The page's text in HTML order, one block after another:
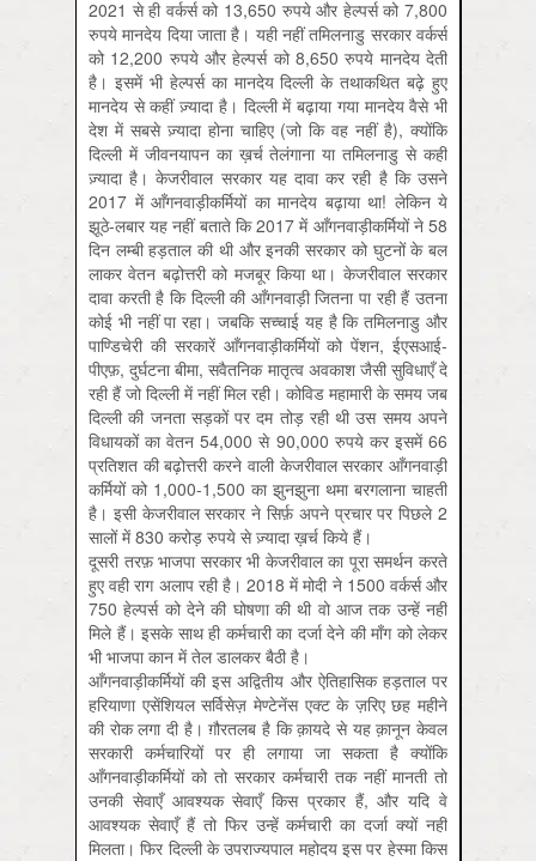
2021 से ही वर्कर्स को 13,650 रुपये और हेल्पर्स को 7,800
रुपये मानदेय दिया जाता है। यही नहीं तमिलनाडु सरकार वर्कर्स
को 12,200 रुपये और हेल्पर्स को 8,650 रुपये मानदेय देती
है। इसमें भी हेल्पर्स का मानदेय दिल्ली के तथाकथित बढ़े हुए
मानदेय से कहीं ज़्यादा है। दिल्ली में बढ़ाया गया मानदेय वैसे भी
देश में सबसे ज़्यादा होना चाहिए (जो कि वह नहीं है), क्योंकि
दिल्ली में जीवनयापन का ख़र्च तेलंगाना या तमिलनाडु से कहीं
ज़्यादा है। केजरीवाल सरकार यह दावा कर रही है कि उसने
2017 में आँगनवाड़ीकर्मियों का मानदेय बढ़ाया था! लेकिन ये
झूठे-लबार यह नहीं बताते कि 2017 में आँगनवाड़ीकर्मियों ने 58
दिन लम्बी हड़ताल की थी और इनकी सरकार को घुटनों के बल
लाकर वेतन बढ़ोत्तरी को मजबूर किया था। केजरीवाल सरकार
दावा करती है कि दिल्ली की आँगनवाड़ी जितना पा रही हैं उतना
कोई भी नहीं पा रहा। जबकि सच्चाई यह है कि तमिलनाडु और
पाण्डिचेरी की सरकारें आँगनवाड़ीकर्मियों को पेंशन, ईएसआई-
पीएफ़, दुर्घटना बीमा, सवैतनिक मातृत्व अवकाश जैसी सुविधाएँ दे
रही हैं जो दिल्ली में नहीं मिल रही। कोविड महामारी के समय जब
दिल्ली की जनता सड़कों पर दम तोड़ रही थी उस समय अपने
विधायकों का वेतन 54,000 से 90,000 रुपये कर इसमें 66
प्रतिशत की बढ़ोत्तरी करने वाली केजरीवाल सरकार आँगनवाड़ी
कर्मियों को 1,000-1,500 का झुनझुना थमा बरगलाना चाहती
है। इसी केजरीवाल सरकार ने सिर्फ़ अपने प्रचार पर पिछले 2
सालों में 830 करोड़ रुपये से ज़्यादा ख़र्च किये हैं।
दूसरी तरफ़ भाजपा सरकार भी केजरीवाल का पूरा समर्थन करते
हुए वही राग अलाप रही है। 2018 में मोदी ने 1500 वर्कर्स और
750 हेल्पर्स को देने की घोषणा की थी वो आज तक उन्हें नहीं
मिले हैं। इसके साथ ही कर्मचारी का दर्जा देने की माँग को लेकर
भी भाजपा कान में तेल डालकर बैठी है।
आँगनवाड़ीकर्मियों की इस अद्वितीय और ऐतिहासिक हड़ताल पर
हरियाणा एसेंशियल सर्विसेज़ मेण्टेनेंस एक्ट के ज़रिए छह महीने
की रोक लगा दी है। ग़ौरतलब है कि क़ायदे से यह क़ानून केवल
सरकारी कर्मचारियों पर ही लगाया जा सकता है क्योंकि
आँगनवाड़ीकर्मियों को तो सरकार कर्मचारी तक नहीं मानती तो
उनकी सेवाएँ आवश्यक सेवाएँ किस प्रकार हैं, और यदि वे
आवश्यक सेवाएँ हैं तो फिर उन्हें कर्मचारी का दर्जा क्यों नहीं
मिलता। फिर दिल्ली के उपराज्यपाल महोदय इस पर हेस्मा किस